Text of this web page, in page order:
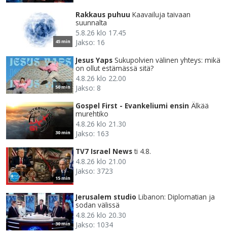
45 min
Rakkaus puhuu Kaavailuja taivaan
suunnalta
5.8.26 klo 17.45
Jakso: 16
50 min
Jesus Yaps Sukupolvien välinen yhteys: mikä
on ollut estämässä sitä?
4.8.26 klo 22.00
Jakso: 8
30 min
Gospel First - Evankeliumi ensin Älkää
murehtiko
4.8.26 klo 21.30
Jakso: 163
15 min
TV7 Israel News ti 4.8.
4.8.26 klo 21.00
Jakso: 3723
30 min
Jerusalem studio Libanon: Diplomatian ja
sodan välissä
4.8.26 klo 20.30
Jakso: 1034